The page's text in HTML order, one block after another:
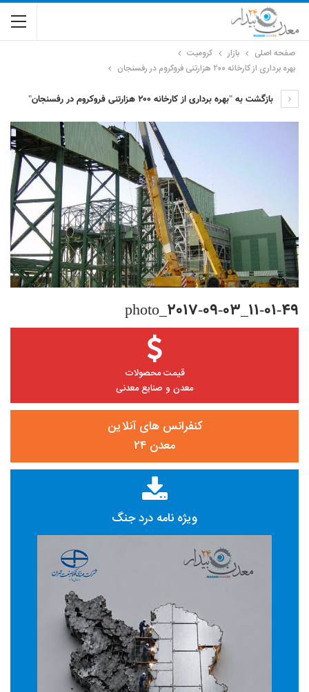
صفحه اصلی بازار
کرومیت
بهره برداری از کارخانه ۲۰۰ هزارتنی فروکروم در رفسنجان
بازگشت به "بهره برداری از کارخانه ۲۰۰ هزارتنی فروکروم در رفسنجان"
photo_2017-09-03_11-01-49
قیمت محصولات
معدن و صنایع معدنی
کنفرانس های آنلاین
معدن ۲۴
ویژه نامه درد جنگ